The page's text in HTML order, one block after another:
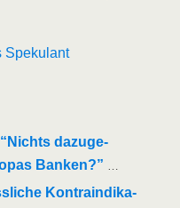
Spekulant
dazu­ge­
Ban­ken?”
Kon­tra­in­di­ka­